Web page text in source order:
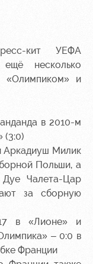
кит УЕФА
несколько
«Олимпиком» и
в 2010-м
(3:0)
Аркадиуш Милик
Польши, а
Чалета-Цар
за сборную
в «Лионе» и
– 0:0 в
Франции